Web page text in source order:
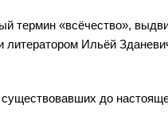
термин «всёчество»,
Ильёй
до